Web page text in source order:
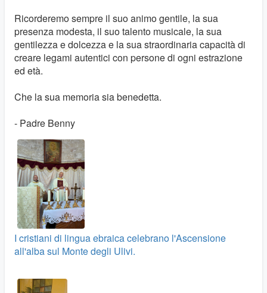
Ricorderemo sempre il suo animo gentile, la sua
presenza modesta, il suo talento musicale, la sua
gentilezza e dolcezza e la sua straordinaria capacità di
creare legami autentici con persone di ogni estrazione
ed età.
Che la sua memoria sia benedetta.
- Padre Benny
I cristiani di lingua ebraica celebrano l'Ascensione
all'alba sul Monte degli Ulivi.